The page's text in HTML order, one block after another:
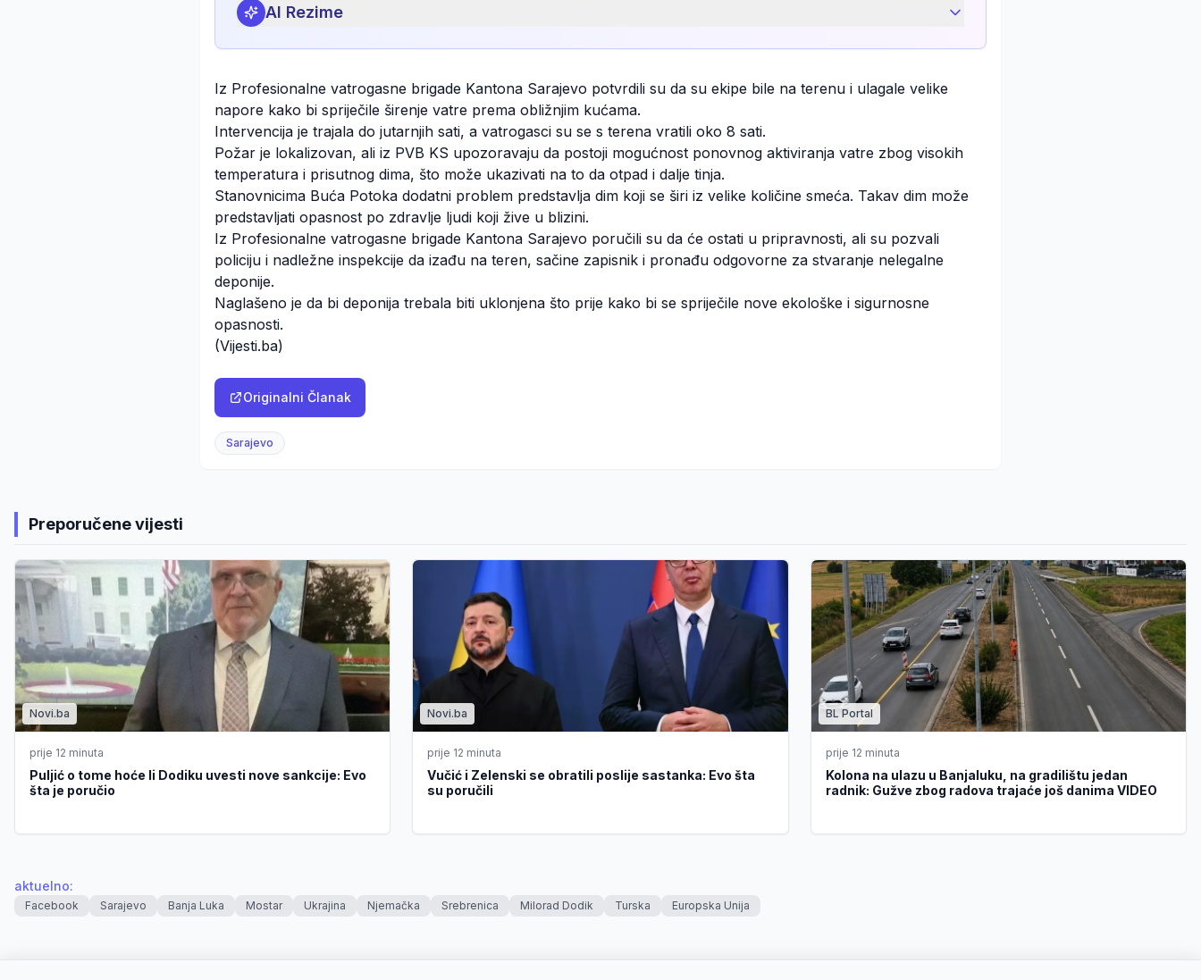
AI Rezime
Iz Profesionalne vatrogasne brigade Kantona Sarajevo potvrdili su da su ekipe bile na terenu i ulagale velike
napore kako bi spriječile širenje vatre prema obližnjim kućama.
Intervencija je trajala do jutarnjih sati, a vatrogasci su se s terena vratili oko 8 sati.
Požar je lokalizovan, ali iz PVB KS upozoravaju da postoji mogućnost ponovnog aktiviranja vatre zbog visokih
temperatura i prisutnog dima, što može ukazivati na to da otpad i dalje tinja.
Stanovnicima Buća Potoka dodatni problem predstavlja dim koji se širi iz velike količine smeća. Takav dim može
predstavljati opasnost po zdravlje ljudi koji žive u blizini.
Iz Profesionalne vatrogasne brigade Kantona Sarajevo poručili su da će ostati u pripravnosti, ali su pozvali
policiju i nadležne inspekcije da izađu na teren, sačine zapisnik i pronađu odgovorne za stvaranje nelegalne
deponije.
Naglašeno je da bi deponija trebala biti uklonjena što prije kako bi se spriječile nove ekološke i sigurnosne
opasnosti.
(Vijesti.ba)
Originalni Članak
Sarajevo
Preporučene vijesti
Novi.ba
prije 12 minuta
Puljić o tome hoće li Dodiku uvesti nove sankcije: Evo
šta je poručio
Novi.ba
prije 12 minuta
Vučić i Zelenski se obratili poslije sastanka: Evo šta
su poručili
BL Portal
prije 12 minuta
Kolona na ulazu u Banjaluku, na gradilištu jedan
radnik: Gužve zbog radova trajaće još danima VIDEO
aktuelno:
Facebook Sarajevo Banja Luka Mostar Ukrajina Njemačka Srebrenica Milorad Dodik Turska Europska Unija